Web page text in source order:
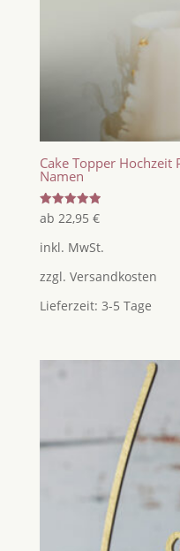
Cake Topper
Namen
Bewertet
mit
von 5
ab 22,95 €
inkl. MwSt.
zzgl. Versandkosten
Lieferzeit: 3-5 Tage